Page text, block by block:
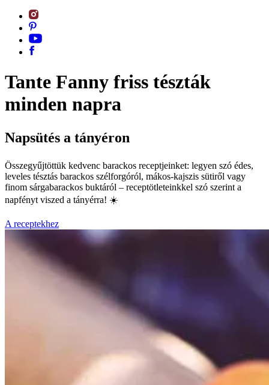
Tante Fanny friss tészták
minden napra
Napsütés a tányéron
Összegyűjtöttük kedvenc barackos receptjeinket: legyen szó édes,
leveles tésztás barackos szélforgóról, mákos-kajszis sütiről vagy
finom sárgabarackos buktáról – receptötleteinkkel szó szerint a
napfényt viszed a tányérra! ☀️
A receptekhez